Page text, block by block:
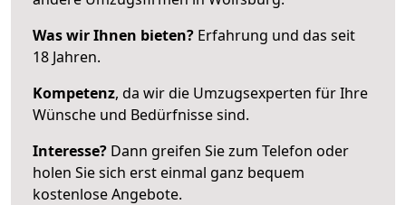
Was wir Ihnen bieten? Erfahrung und das seit
18 Jahren.
Kompetenz, da wir die Umzugsexperten für Ihre
Wünsche und Bedürfnisse sind.
Interesse? Dann greifen Sie zum Telefon oder
holen Sie sich erst einmal ganz bequem
kostenlose Angebote.